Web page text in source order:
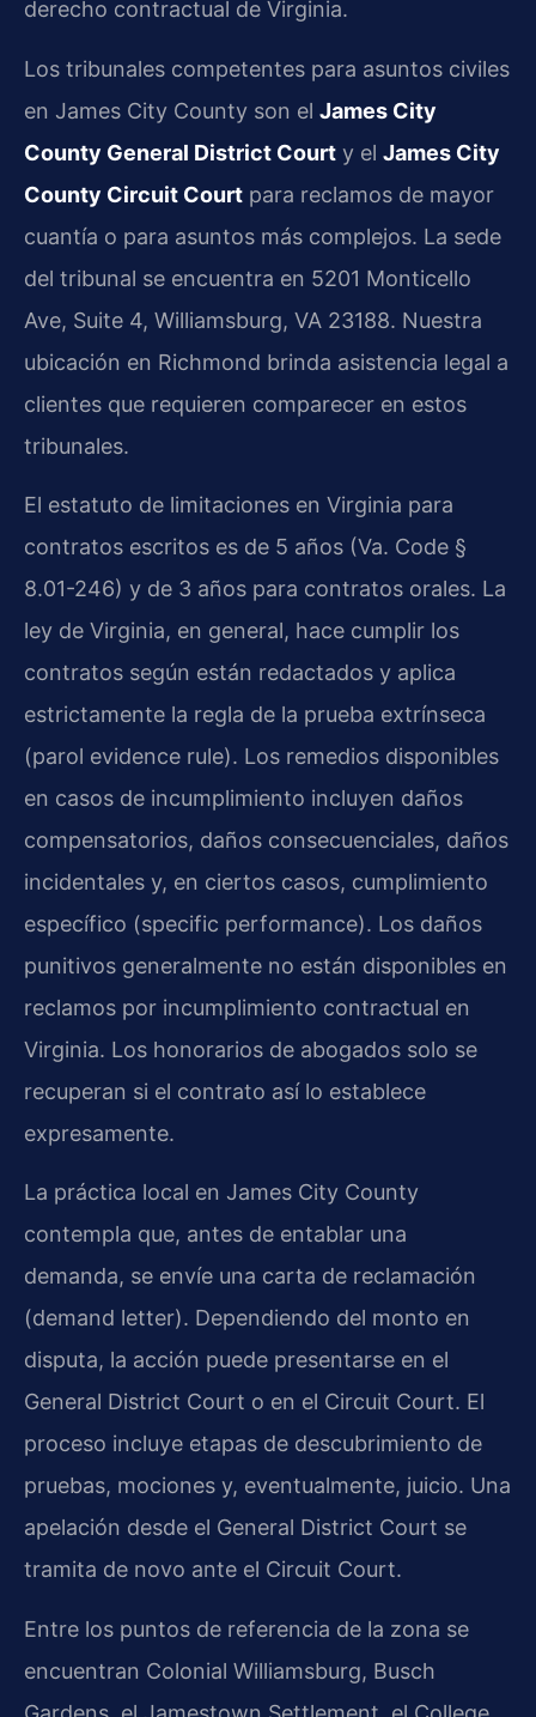
derecho contractual de Virginia.
Los tribunales competentes para asuntos civiles
en James City County son el James City
County General District Court y el James City
County Circuit Court para reclamos de mayor
cuantía o para asuntos más complejos. La sede
del tribunal se encuentra en 5201 Monticello
Ave, Suite 4, Williamsburg, VA 23188. Nuestra
ubicación en Richmond brinda asistencia legal a
clientes que requieren comparecer en estos
tribunales.
El estatuto de limitaciones en Virginia para
contratos escritos es de 5 años (Va. Code §
8.01-246) y de 3 años para contratos orales. La
ley de Virginia, en general, hace cumplir los
contratos según están redactados y aplica
estrictamente la regla de la prueba extrínseca
(parol evidence rule). Los remedios disponibles
en casos de incumplimiento incluyen daños
compensatorios, daños consecuenciales, daños
incidentales y, en ciertos casos, cumplimiento
específico (specific performance). Los daños
punitivos generalmente no están disponibles en
reclamos por incumplimiento contractual en
Virginia. Los honorarios de abogados solo se
recuperan si el contrato así lo establece
expresamente.
La práctica local en James City County
contempla que, antes de entablar una
demanda, se envíe una carta de reclamación
(demand letter). Dependiendo del monto en
disputa, la acción puede presentarse en el
General District Court o en el Circuit Court. El
proceso incluye etapas de descubrimiento de
pruebas, mociones y, eventualmente, juicio. Una
apelación desde el General District Court se
tramita de novo ante el Circuit Court.
Entre los puntos de referencia de la zona se
encuentran Colonial Williamsburg, Busch